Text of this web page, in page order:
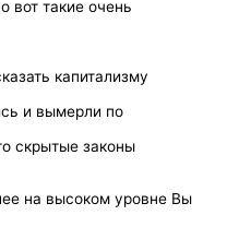
вот такие очень
капитализму
и вымерли по
скрытые законы
на высоком уровне Вы